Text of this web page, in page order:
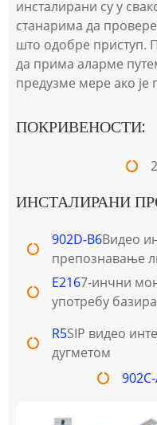
инсталирани су у
станарима да
што одобре приступ.
да прима аларме
предузме мере ако је
ПОКРИВЕНОСТИ:
ИНСТАЛИРАНИ
902D-B6Видео
препознавање
Е2167-инчни
употребу
R5SIP видео
дугметом